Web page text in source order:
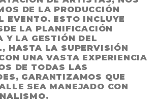
DE LA PRODUCCIÓN
EVENTO. ESTO INCLUYE
LA PLANIFICACIÓN
Y LA GESTIÓN DEL
HASTA LA SUPERVISIÓN
UNA VASTA EXPERIENCIA
DE TODAS LAS
GARANTIZAMOS QUE
SEA MANEJADO CON